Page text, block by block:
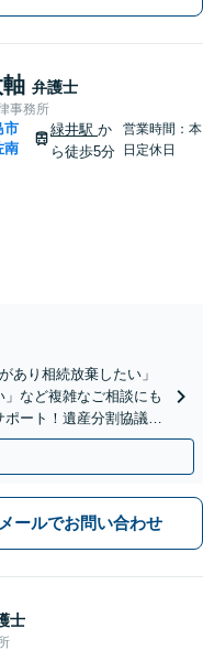
弁護士
事務所
市
南
緑井駅 か
ら徒歩5分
営業時間：本
日定休日
あり相続放棄したい」
」など複雑なご相談にも
ート！遺産分割協議や
井駅5分】
メールでお問い合わせ
士